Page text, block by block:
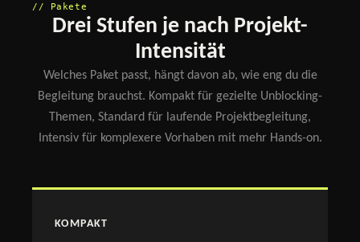
// Pakete
Drei Stufen je nach Projekt-
Intensität
Welches Paket passt, hängt davon ab, wie eng du die
Begleitung brauchst. Kompakt für gezielte Unblocking-
Themen, Standard für laufende Projektbegleitung,
Intensiv für komplexere Vorhaben mit mehr Hands-on.
KOMPAKT